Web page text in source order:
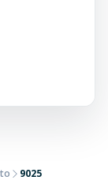
9025